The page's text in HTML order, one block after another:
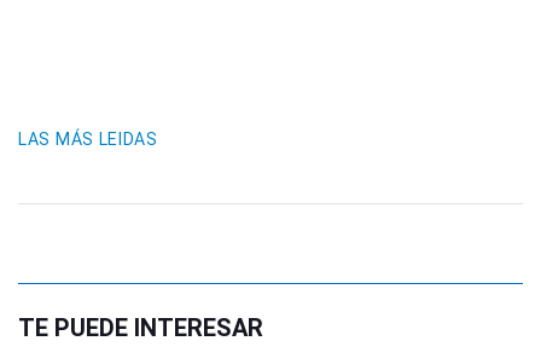
LAS MÁS LEIDAS
TE PUEDE INTERESAR